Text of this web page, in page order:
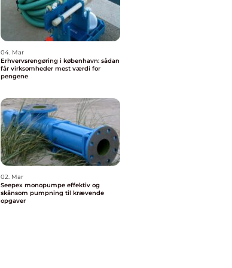
04. Mar
Erhvervsrengøring i københavn: sådan
får virksomheder mest værdi for
pengene
02. Mar
Seepex monopumpe effektiv og
skånsom pumpning til krævende
opgaver